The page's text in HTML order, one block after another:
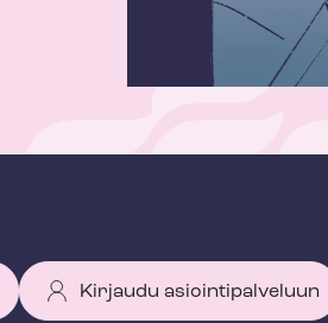
Kirjaudu asiointipalveluun